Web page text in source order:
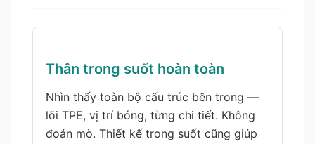
Thân trong suốt hoàn toàn
Nhìn thấy toàn bộ cấu trúc bên trong —
lõi TPE, vị trí bóng, từng chi tiết. Không
đoán mò. Thiết kế trong suốt cũng giúp